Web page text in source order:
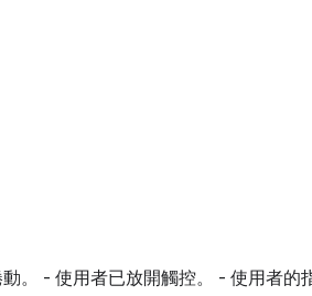
。 - 使用者已放開觸控。 - 使用者的